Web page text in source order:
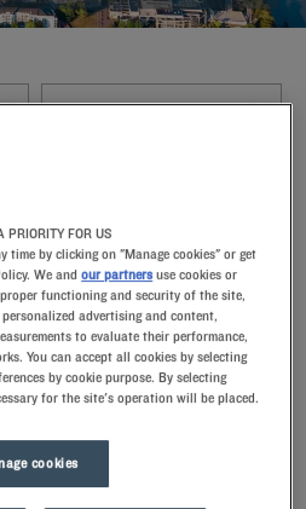
the calendar and select a date. Press
PRIORITY FOR US
time by clicking on "Manage cookies" or get
We andour partners use cookies or
functioning and security of the site,
advertising and content,
to evaluate their performance,
You can accept all cookies by selecting
by cookie purpose. By selecting
for the site's operation will be placed.
cookies